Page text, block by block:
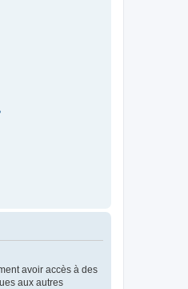
avoir accès à des
aux autres